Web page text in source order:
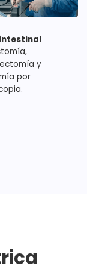
y
por